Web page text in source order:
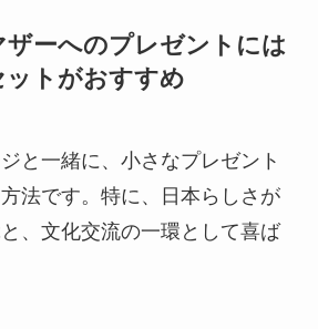
ーへのプレゼントには
トがおすすめ
と一緒に、小さなプレゼント
法です。特に、日本らしさが
、文化交流の一環として喜ば